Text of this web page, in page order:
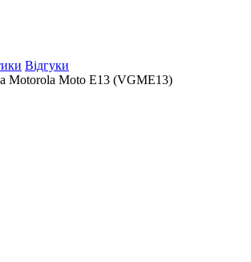
Відгуки
Motorola Moto E13 (VGME13)